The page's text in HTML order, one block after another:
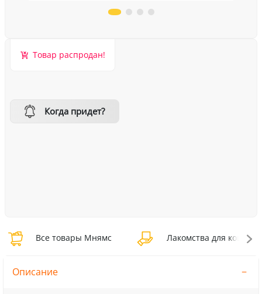
Товар распродан!
Когда придет?
Все товары Мнямс Лакомства для кошек
Описание